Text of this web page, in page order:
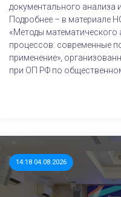
документального анализа
Подробнее – в материале
«Методы математического
процессов: современные
применение»,
при ОП РФ по
14:18 04.08.2026